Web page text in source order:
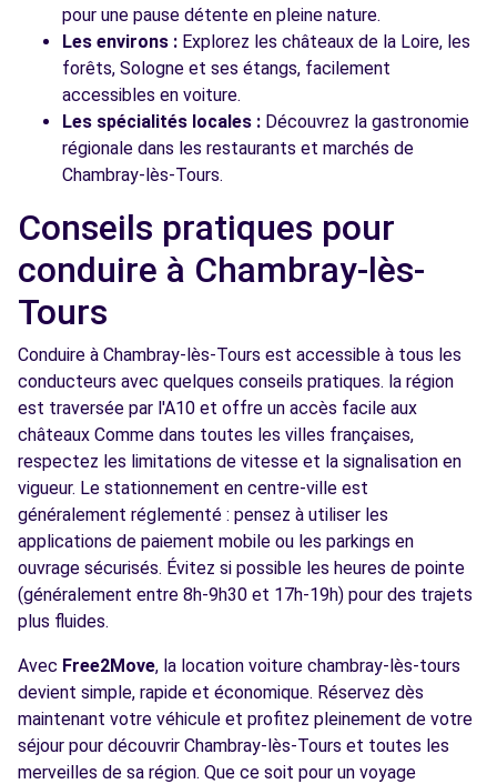
pour une pause détente en pleine nature.
Les environs : Explorez les châteaux de la Loire, les
forêts, Sologne et ses étangs, facilement
accessibles en voiture.
Les spécialités locales : Découvrez la gastronomie
régionale dans les restaurants et marchés de
Chambray-lès-Tours.
Conseils pratiques pour
conduire à Chambray-lès-
Tours
Conduire à Chambray-lès-Tours est accessible à tous les
conducteurs avec quelques conseils pratiques. la région
est traversée par l'A10 et offre un accès facile aux
châteaux Comme dans toutes les villes françaises,
respectez les limitations de vitesse et la signalisation en
vigueur. Le stationnement en centre-ville est
généralement réglementé : pensez à utiliser les
applications de paiement mobile ou les parkings en
ouvrage sécurisés. Évitez si possible les heures de pointe
(généralement entre 8h-9h30 et 17h-19h) pour des trajets
plus fluides.
Avec Free2Move, la location voiture chambray-lès-tours
devient simple, rapide et économique. Réservez dès
maintenant votre véhicule et profitez pleinement de votre
séjour pour découvrir Chambray-lès-Tours et toutes les
merveilles de sa région. Que ce soit pour un voyage